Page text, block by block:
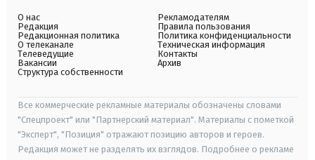
О нас
Редакция
Редакционная политика
О телеканале
Телеведущие
Вакансии
Структура собственности
Рекламодателям
Правила пользования
Политика конфиденциальности
Техническая информация
Контакты
Архив
Все коммерческие рекламные материалы обозначены словами
"Спецпроект" или "Партнерский материал". Материалы с пометкой
"Эксперт", "Позиция" отражают позицию авторов и героев.
Редакция может не разделять их взглядов. Подробнее о рекламе